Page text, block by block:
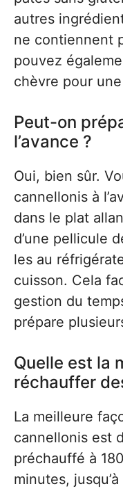
autres
ne contiennent
pouvez
chèvre pour
Peut-on
l’avance ?
Oui, bien sûr.
cannellonis à
dans le plat
d’une pellicule
les au
cuisson. Cela
gestion du
prépare
Quelle est la
réchauffer
La meilleure
cannellonis est
préchauffé à
minutes,